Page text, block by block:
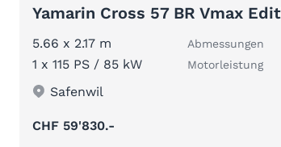
Yamarin Cross 57 BR Vmax
5.66 x 2.17 m Abmessungen
1 x 115 PS / 85 kW Motorleistung
Safenwil
CHF 59'830.-